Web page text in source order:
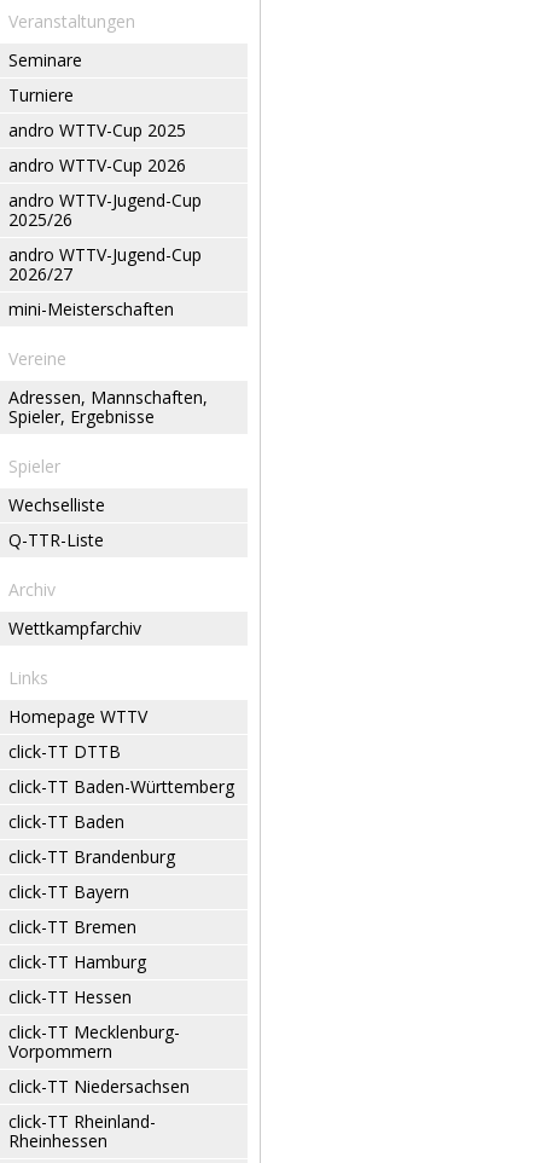
Veranstaltungen
Seminare
Turniere
andro WTTV-Cup 2025
andro WTTV-Cup 2026
andro WTTV-Jugend-Cup
2025/26
andro WTTV-Jugend-Cup
2026/27
mini-Meisterschaften
Vereine
Adressen, Mannschaften,
Spieler, Ergebnisse
Spieler
Wechselliste
Q-TTR-Liste
Archiv
Wettkampfarchiv
Links
Homepage WTTV
click-TT DTTB
click-TT Baden-Württemberg
click-TT Baden
click-TT Brandenburg
click-TT Bayern
click-TT Bremen
click-TT Hamburg
click-TT Hessen
click-TT Mecklenburg-
Vorpommern
click-TT Niedersachsen
click-TT Rheinland-
Rheinhessen